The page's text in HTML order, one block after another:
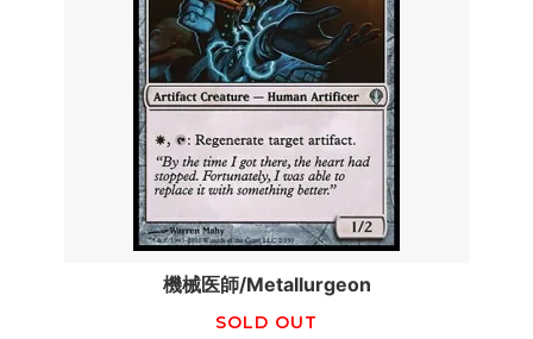
機械医師/Metallurgeon
SOLD OUT